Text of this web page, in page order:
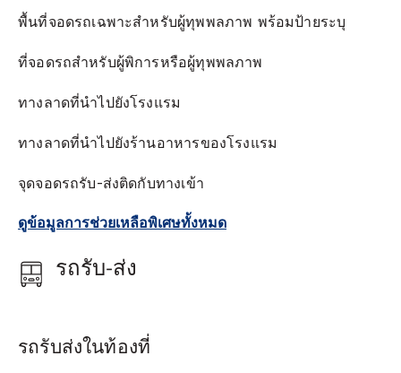
พื้นที่จอดรถเฉพาะสำหรับผู้ทุพพลภาพ พร้อมป้ายระบุ
ที่จอดรถสำหรับผู้พิการหรือผู้ทุพพลภาพ
ทางลาดที่นำไปยังโรงแรม
ทางลาดที่นำไปยังร้านอาหารของโรงแรม
จุดจอดรถรับ-ส่งติดกับทางเข้า
ดูข้อมูลการช่วยเหลือพิเศษทั้งหมด
รถรับ-ส่ง
รถรับส่งในท้องที่